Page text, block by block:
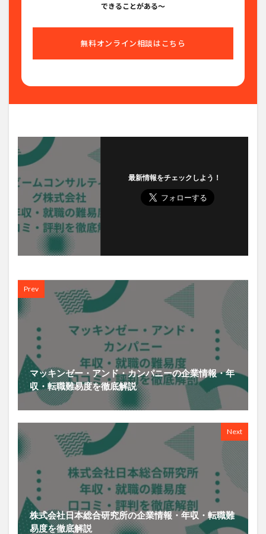
できることがある〜
無料オンライン相談はこちら
最新情報をチェックしよう！
Prev
マッキンゼー・アンド・カンパニーの企業情報・年
収・転職難易度を徹底解説
Next
株式会社日本総合研究所の企業情報・年収・転職難
易度を徹底解説